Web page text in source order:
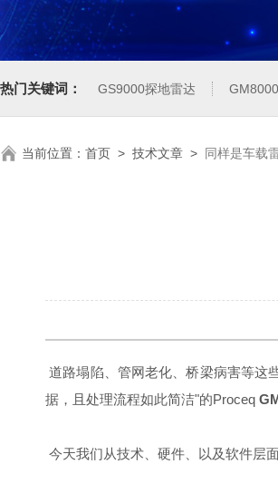
热门关键词： GS9000探地雷达
当前位置： 首页 > 技术文章 > 同样是车载
道路塌陷、管网老化、桥梁病害等这
据，且处理流程如此简洁"的Proceq
今天我们从技术、硬件、以及软件层